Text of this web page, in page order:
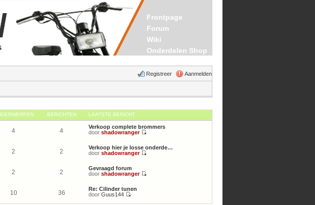
Frontpage
Forum
Wiki
Onderdelen Shop
Aanmelden
Registreer
BERICHTEN LAATSTE BERICHT
4 4
Verkoop complete brommers
door shadowranger
bericht
2 2
Verkoop hier je losse onderde…
door shadowranger
2 2
Gevraagd forum
door shadowranger
10 36
Re: Cilinder tunen
door Guus144